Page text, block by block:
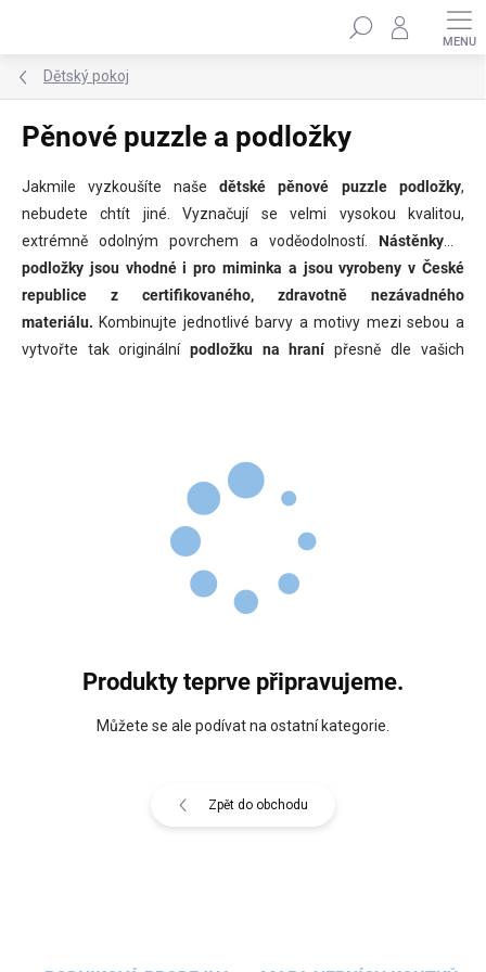
Hledat
Dětský pokoj
Pěnové puzzle a podložky
Jakmile vyzkoušíte naše dětské pěnové puzzle podložky,
nebudete chtít jiné. Vyznačují se velmi vysokou kvalitou,
extrémně odolným povrchem a voděodolností. Nástěnky a
podložky jsou vhodné i pro miminka a jsou vyrobeny v České
republice z certifikovaného, zdravotně nezávadného
materiálu. Kombinujte jednotlivé barvy a motivy mezi sebou a
vytvořte tak originální podložku na hranípřesně dle vašich
Produkty teprve připravujeme.
Můžete se ale podívat na ostatní kategorie.
Zpět do obchodu